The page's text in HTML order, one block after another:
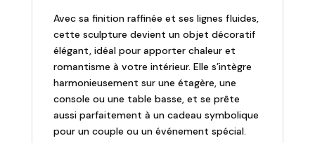
Avec sa finition raffinée et ses lignes fluides,
cette sculpture devient un objet décoratif
élégant, idéal pour apporter chaleur et
romantisme à votre intérieur. Elle s’intègre
harmonieusement sur une étagère, une
console ou une table basse, et se prête
aussi parfaitement à un cadeau symbolique
pour un couple ou un événement spécial.